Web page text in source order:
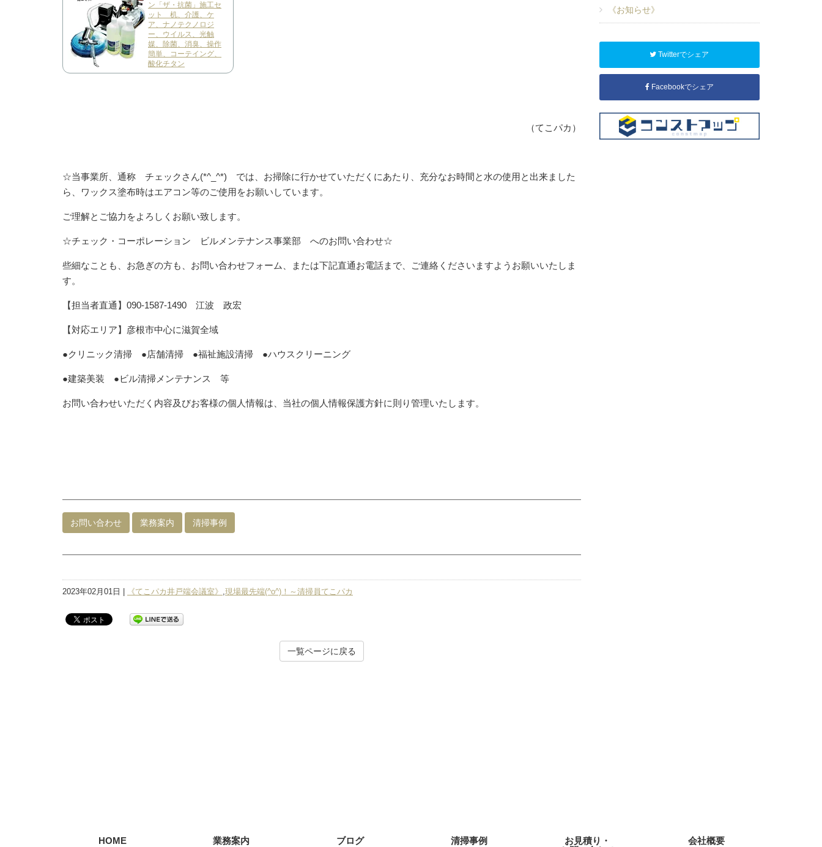
ン「ザ・抗菌」施工セ
ット 机、介護、ケ
ア、ナノテクノロジ
ー、ウイルス、光触
媒、除菌、消臭、操作
簡単、コーテイング、
酸化チタン
（てこパカ）
☆当事業所、通称 チェックさん(*^_^*) では、お掃除に行かせていただくにあたり、充分なお時間と水の使用と出来ました
ら、ワックス塗布時はエアコン等のご使用をお願いしています。
ご理解とご協力をよろしくお願い致します。
☆チェック・コーポレーション ビルメンテナンス事業部 へのお問い合わせ☆
些細なことも、お急ぎの方も、お問い合わせフォーム、または下記直通お電話まで、ご連絡くださいますようお願いいたしま
す。
【担当者直通】090-1587-1490 江波 政宏
【対応エリア】彦根市中心に滋賀全域
●クリニック清掃 ●店舗清掃 ●福祉施設清掃 ●ハウスクリーニング
●建築美装 ●ビル清掃メンテナンス 等
お問い合わせいただく内容及びお客様の個人情報は、当社の個人情報保護方針に則り管理いたします。
お問い合わせ 業務案内 清掃事例
2023年02月01日 | 《てこパカ井戸端会議室》 ,現場最先端(^o^)！～清掃員てこパカ
一覧ページに戻る
《お知らせ》
Twitterでシェア
Facebookでシェア
HOME 業務案内 ブログ 清掃事例
お見積り・
会社概要